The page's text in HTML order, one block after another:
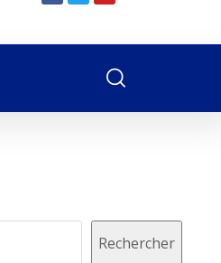
Rechercher